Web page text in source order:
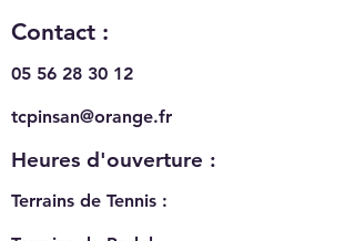
Contact :
05 56 28 30 12
tcpinsan@orange.fr
Heures d'ouverture :
Terrains de Tennis :